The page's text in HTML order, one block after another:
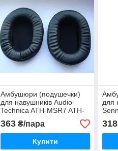
Амбушюри (подушечки)
для навушників Audio-
Technica ATH-MSR7 ATH-
MSR7BK SonicPro Over-
Ear
363₴/пара
Купити
для
318